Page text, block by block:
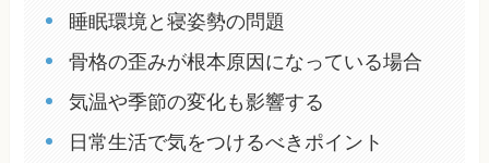
睡眠環境と寝姿勢の問題
骨格の歪みが根本原因になっている場合
気温や季節の変化も影響する
日常生活で気をつけるべきポイント